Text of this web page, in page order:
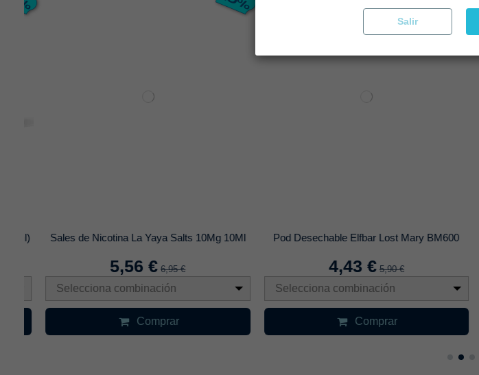
Sales de Nicotina La Yaya Salts 10Mg 10Ml
5,56 € 6,95 €
Selecciona combinación
Comprar
Pod Desechable Elfbar Lost Mary BM600
4,43 € 5,90 €
Selecciona combinación
Comprar
Salir